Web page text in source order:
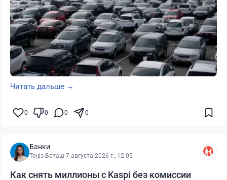
Читать дальше →
0 0 0 0
Банки
Теңіз Боташ·7 августа 2026 г., 12:05
Как снять миллионы с Kaspi без комиссии